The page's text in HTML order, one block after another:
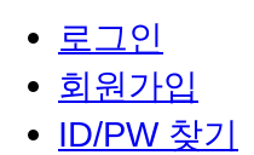
로그인
회원가입
ID/PW 찾기